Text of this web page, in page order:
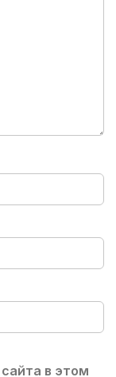
в этом